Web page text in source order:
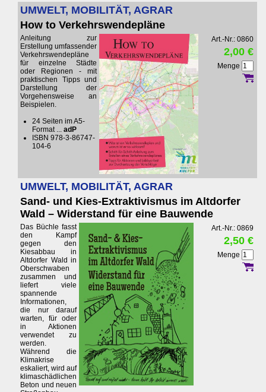
UMWELT, MOBILITÄT, AGRAR
How to Verkehrswendepläne
Anleitung zur
Erstellung umfassender
Verkehrswendepläne
für einzelne Städte
oder Regionen - mit
praktischen Tipps und
Darstellung der
Vorgehensweise an
Beispielen.
24 Seiten im A5-
Format ... adP
ISBN 978-3-86747-
104-6
Art.-Nr.: 0860
2,00 €
Menge
UMWELT, MOBILITÄT, AGRAR
Sand- und Kies-Extraktivismus im Altdorfer
Wald – Widerstand für eine Bauwende
Das Büchle fasst
den Kampf
gegen den
Kiesabbau in
Altdorfer Wald in
Oberschwaben
zusammen und
liefert viele
spannende
Informationen,
die nur darauf
warten, für oder
in Aktionen
verwendet zu
werden.
Während die
Klimakrise
eskaliert, wird auf
klimaschädlichen
Beton und neuen
Art.-Nr.: 0869
2,50 €
Menge